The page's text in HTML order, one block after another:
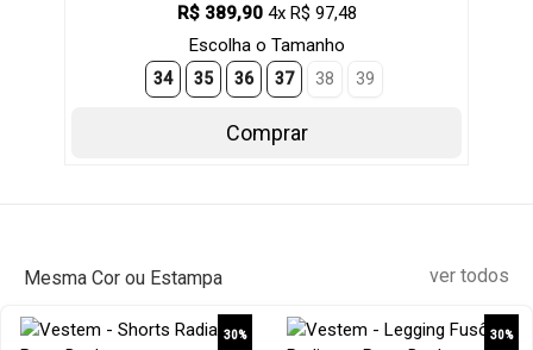
R$ 389,90 4x R$ 97,48
Escolha o Tamanho
34 35 36 37 38 39
Comprar
Mesma Cor ou Estampa ver todos
30% 30%